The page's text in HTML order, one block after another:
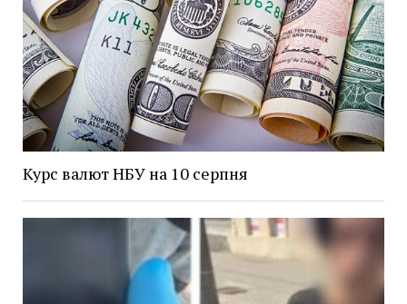
Курс валют НБУ на 10 серпня